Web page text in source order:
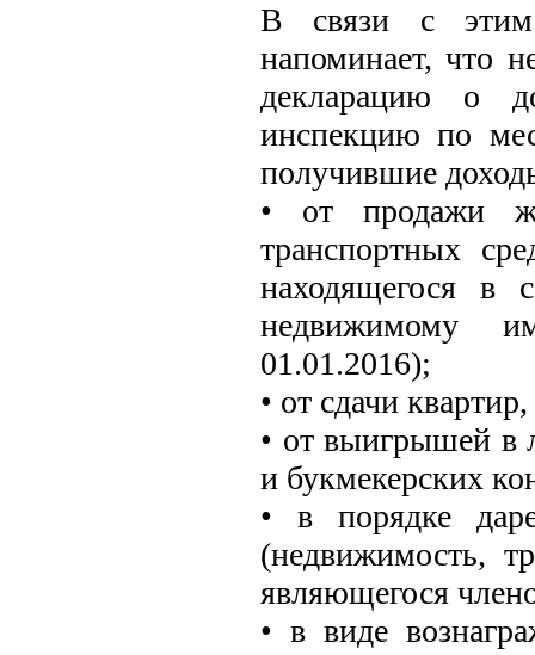
В связи с
напоминает, что
декларацию о
инспекцию по
получившие
• от продажи
транспортных
находящегося в
недвижимому
01.01.2016);
• от сдачи
• от выигрышей в
и букмекерских
• в порядке
(недвижимость,
являющегося
• в виде